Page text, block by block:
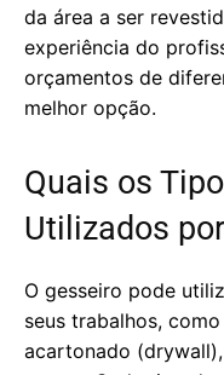
da área a ser
experiência do
orçamentos de
melhor opção.
Quais os
Utilizados
O gesseiro pode
seus trabalhos,
acartonado